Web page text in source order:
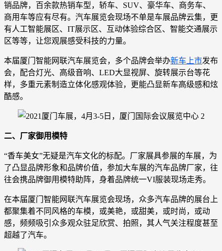
销品牌，百余款热销车型，轿车、SUV、豪华车、商务车、
商用车等应有尽有。汽车展览会现场不单是车展品牌云集，更
有人工智能展区、IT展示区、互动体验综合区、智能交通展示
区等等，让您观展感受科技的力量。
本届厦门智能网联汽车展览会，多个品牌会举办新车上市发布
会，配合灯光、高级音响、LED大显视屏、旋转展示台等花
样，多重元素制造立体化感观体验，更能凸显新车高级感和炫
酷感。
二、厂家御用模特
“香车美女”无疑是汽车文化的标配。厂家展具参展的车展，为
了凸显品牌形象和品牌价值，参加大车展的汽车品牌厂家，往
往会携品牌御用模特助阵，身着品牌统一VI服装现场走秀。
在本届厦门智能网联汽车展览会现场，众多汽车品牌的展台上
都聚集着不同风格的车模，或美艳，或甜美，或时尚，或动
感，频频吸引众多观众驻足欣赏、拍照，其人气关注程度甚至
超越了汽车。